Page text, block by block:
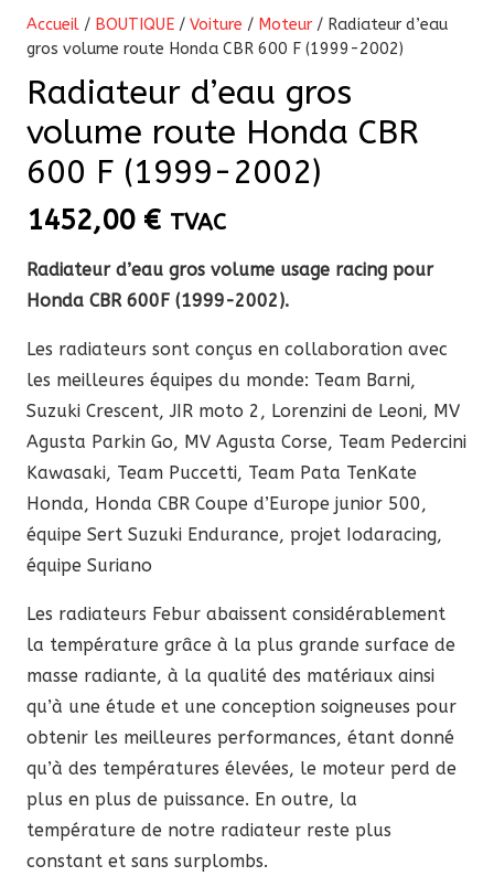
Accueil / BOUTIQUE / Voiture / Moteur / Radiateur d’eau
gros volume route Honda CBR 600 F (1999-2002)
Radiateur d’eau gros
volume route Honda CBR
600 F (1999-2002)
1452,00 € TVAC
Radiateur d’eau gros volume usage racing pour
Honda CBR 600F (1999-2002).
Les radiateurs sont conçus en collaboration avec
les meilleures équipes du monde: Team Barni,
Suzuki Crescent, JIR moto 2, Lorenzini de Leoni, MV
Agusta Parkin Go, MV Agusta Corse, Team Pedercini
Kawasaki, Team Puccetti, Team Pata TenKate
Honda, Honda CBR Coupe d’Europe junior 500,
équipe Sert Suzuki Endurance, projet Iodaracing,
équipe Suriano
Les radiateurs Febur abaissent considérablement
la température grâce à la plus grande surface de
masse radiante, à la qualité des matériaux ainsi
qu’à une étude et une conception soigneuses pour
obtenir les meilleures performances, étant donné
qu’à des températures élevées, le moteur perd de
plus en plus de puissance. En outre, la
température de notre radiateur reste plus
constant et sans surplombs.